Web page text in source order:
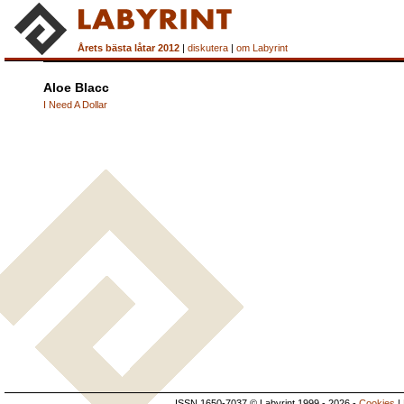
Årets bästa låtar 2012 | diskutera | om Labyrint
Aloe Blacc
I Need A Dollar